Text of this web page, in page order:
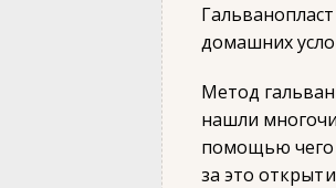
домашних
Метод
нашли
помощью чего
за это